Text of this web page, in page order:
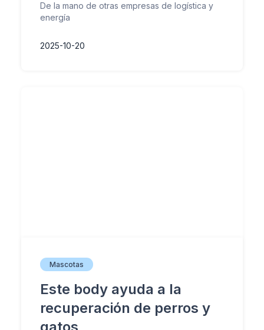
De la mano de otras empresas de logística y
energía
2025-10-20
Mascotas
Este body ayuda a la
recuperación de perros y